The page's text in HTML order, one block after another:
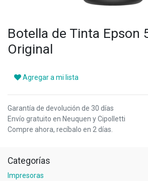
Botella de Tinta Epson
Original
Agregar a mi lista
Garantía de devolución de 30 días
Envío gratuito en Neuquen y Cipolletti
Compre ahora, recíbalo en 2 días.
Categorías
Impresoras